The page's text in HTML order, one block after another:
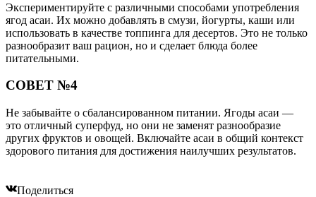
Экспериментируйте с различными способами употребления
ягод асаи. Их можно добавлять в смузи, йогурты, каши или
использовать в качестве топпинга для десертов. Это не только
разнообразит ваш рацион, но и сделает блюда более
питательными.
СОВЕТ №4
Не забывайте о сбалансированном питании. Ягоды асаи —
это отличный суперфуд, но они не заменят разнообразие
других фруктов и овощей. Включайте асаи в общий контекст
здорового питания для достижения наилучших результатов.
Поделиться